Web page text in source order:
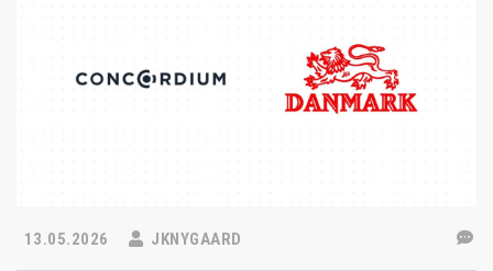
13.05.2026 JKNYGAARD